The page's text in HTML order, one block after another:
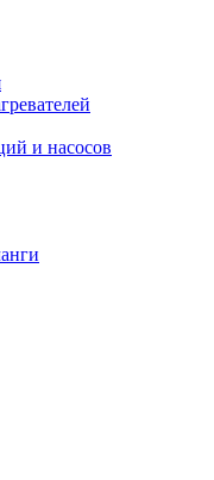
и насосов